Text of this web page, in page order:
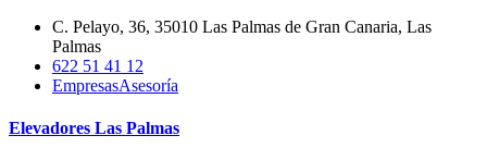
C. Pelayo, 36, 35010 Las Palmas de Gran Canaria, Las
Palmas
622 51 41 12
EmpresasAsesoría
Elevadores Las Palmas